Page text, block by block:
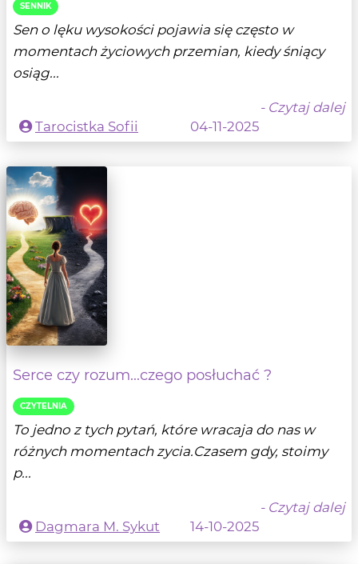
SENNIK
Sen o lęku wysokości pojawia się często w
momentach życiowych przemian, kiedy śniący
osiąg...
- Czytaj dalej
Tarocistka Sofii
04-11-2025
Serce czy rozum...czego posłuchać ?
CZYTELNIA
To jedno z tych pytań, które wracaja do nas w
różnych momentach zycia.Czasem gdy, stoimy
p...
- Czytaj dalej
Dagmara M. Sykut
14-10-2025